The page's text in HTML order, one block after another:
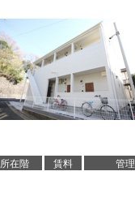
所在階 賃料 管